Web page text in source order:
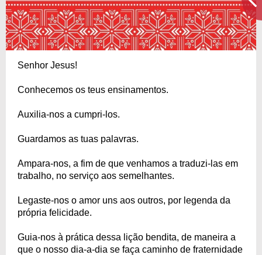
Senhor Jesus!
Conhecemos os teus ensinamentos.
Auxilia-nos a cumpri-los.
Guardamos as tuas palavras.
Ampara-nos, a fim de que venhamos a traduzi-las em
trabalho, no serviço aos semelhantes.
Legaste-nos o amor uns aos outros, por legenda da
própria felicidade.
Guia-nos à prática dessa lição bendita, de maneira a
que o nosso dia-a-dia se faça caminho de fraternidade